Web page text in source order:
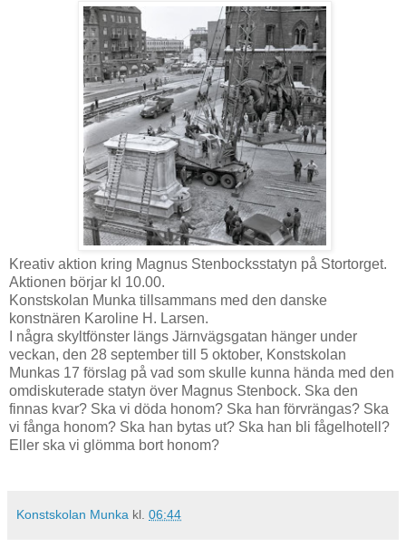
Kreativ aktion kring Magnus Stenbocksstatyn på Stortorget.
Aktionen börjar kl 10.00.
Konstskolan Munka tillsammans med den danske
konstnären Karoline H. Larsen.
I några skyltfönster längs Järnvägsgatan hänger under
veckan, den 28 september till 5 oktober, Konstskolan
Munkas 17 förslag på vad som skulle kunna hända med den
omdiskuterade statyn över Magnus Stenbock. Ska den
finnas kvar? Ska vi döda honom? Ska han förvrängas? Ska
vi fånga honom? Ska han bytas ut? Ska han bli fågelhotell?
Eller ska vi glömma bort honom?
Konstskolan Munka kl. 06:44